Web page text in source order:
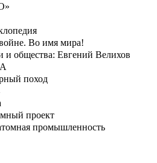
Во имя мира!
и общества: Евгений Велихов
поход
проект
промышленность